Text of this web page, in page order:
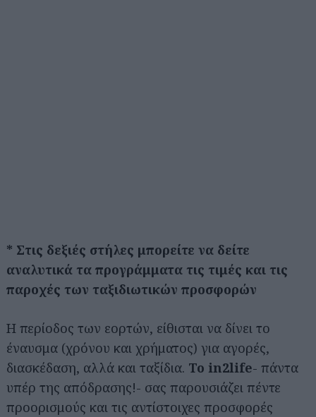
* Στις δεξιές στήλες μπορείτε να δείτε
αναλυτικά τα προγράμματα τις τιμές και τις
παροχές των ταξιδιωτικών προσφορών
Η περίοδος των εορτών, είθισται να δίνει το
έναυσμα (χρόνου και χρήματος) για αγορές,
διασκέδαση, αλλά και ταξίδια. Το in2life- πάντα
υπέρ της απόδρασης!- σας παρουσιάζει πέντε
προορισμούς και τις αντίστοιχες προσφορές